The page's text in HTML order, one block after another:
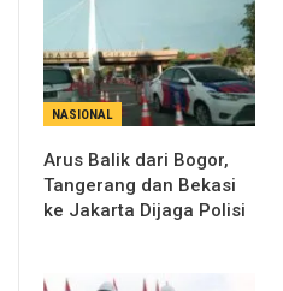
NASIONAL
Arus Balik dari Bogor,
Tangerang dan Bekasi
ke Jakarta Dijaga Polisi